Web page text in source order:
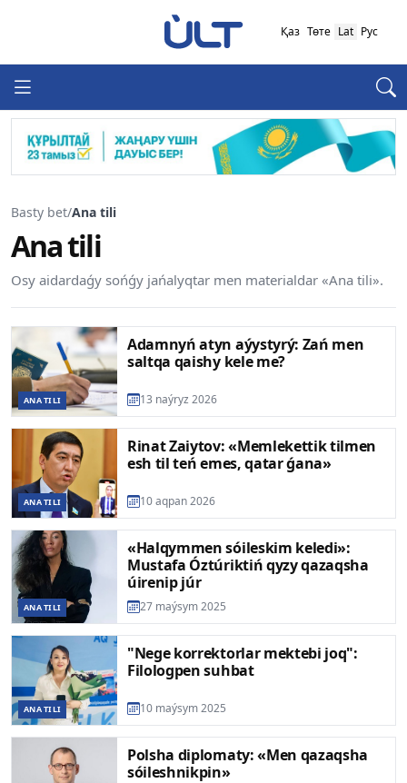
Қаз Төте Lat Рус
Basty bet/Ana tili
Ana tili
Osy aidardaǵy sońǵy jańalyqtar men materialdar «Ana tili».
ANA TILI
Adamnyń atyn aýystyrý: Zań men
saltqa qaishy kele me?
13 naýryz 2026
ANA TILI
Rinat Zaiytov: «Memlekettik tilmen
esh til teń emes, qatar ǵana»
10 aqpan 2026
ANA TILI
«Halqymmen sóileskim keledi»:
Mustafa Óztúriktiń qyzy qazaqsha
úirenip júr
27 maýsym 2025
ANA TILI
"Nege korrektorlar mektebi joq":
Filologpen suhbat
10 maýsym 2025
Polsha diplomaty: «Men qazaqsha
sóileshnikpin»